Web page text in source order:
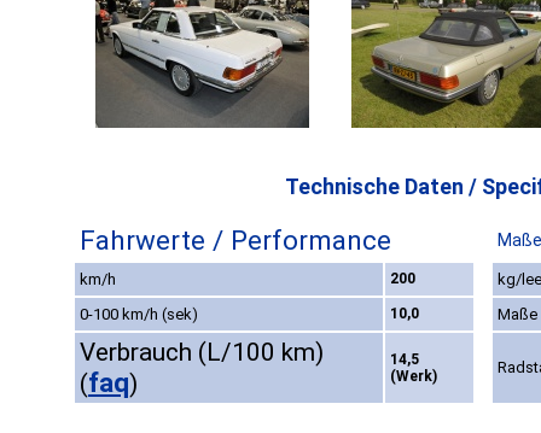
Technische Daten /
Fahrwerte / Performance
km/h 200
kg/
0-100 km/h (sek)
10,0 Maße
Verbrauch (L/100 km)
(faq)
14,5
(Werk)